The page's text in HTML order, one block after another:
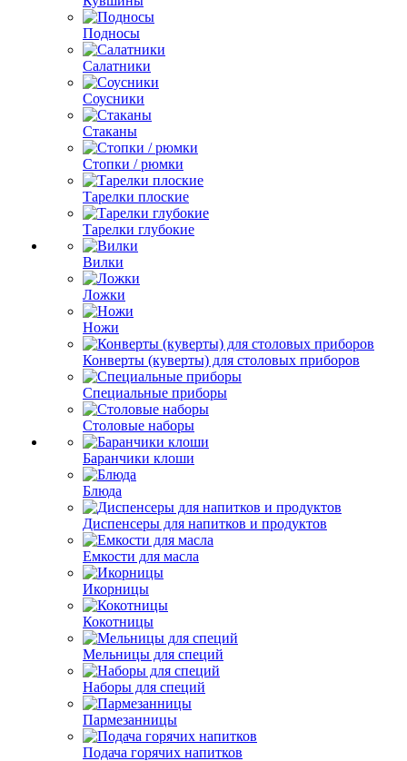
Подносы
Салатники
Соусники
Стаканы
Стопки / рюмки
Тарелки плоские
Тарелки глубокие
Вилки
Ложки
Ножи
Конверты (куверты) для столовых приборов
Специальные приборы
Столовые наборы
Баранчики клоши
Блюда
Диспенсеры для напитков и продуктов
Емкости для масла
Икорницы
Кокотницы
Мельницы для специй
Наборы для специй
Пармезанницы
Подача горячих напитков